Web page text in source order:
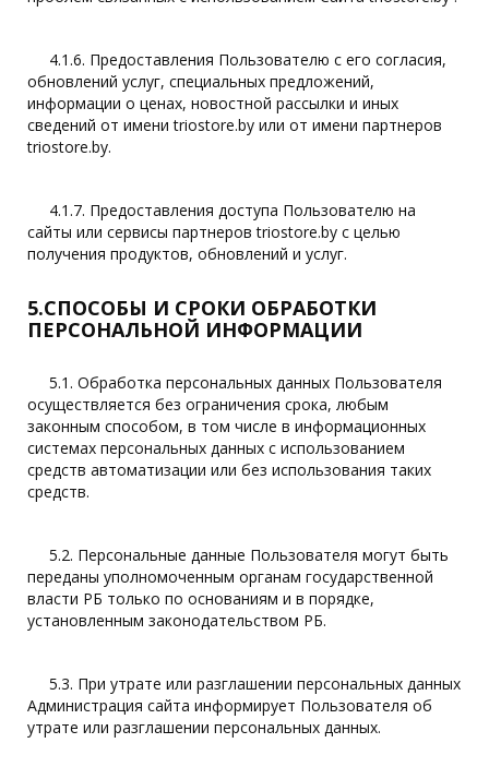
4.1.6. Предоставления Пользователю с его согласия,
обновлений услуг, специальных предложений,
информации о ценах, новостной рассылки и иных
сведений от имени triostore.by или от имени партнеров
triostore.by.
4.1.7. Предоставления доступа Пользователю на
сайты или сервисы партнеров triostore.by с целью
получения продуктов, обновлений и услуг.
5.СПОСОБЫ И СРОКИ ОБРАБОТКИ
ПЕРСОНАЛЬНОЙ ИНФОРМАЦИИ
5.1. Обработка персональных данных Пользователя
осуществляется без ограничения срока, любым
законным способом, в том числе в информационных
системах персональных данных с использованием
средств автоматизации или без использования таких
средств.
5.2. Персональные данные Пользователя могут быть
переданы уполномоченным органам государственной
власти РБ только по основаниям и в порядке,
установленным законодательством РБ.
5.3. При утрате или разглашении персональных данных
Администрация сайта информирует Пользователя об
утрате или разглашении персональных данных.